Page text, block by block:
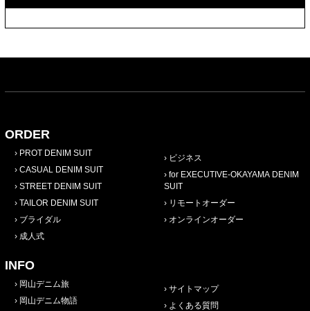
ORDER
PROT DENIM SUIT
CASUAL DENIM SUIT
STREET DENIM SUIT
TAILOR DENIM SUIT
ブライダル
成人式
ビジネス
for EXECUTIVE-OKAYAMA DENIM
SUIT
リモートオーダー
オンラインオーダー
INFO
岡山デニム旅
岡山デニム物語
サイトマップ
よくある質問